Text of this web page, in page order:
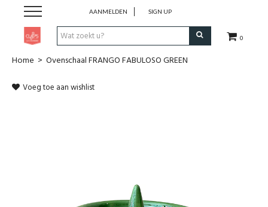
0
AANMELDEN SIGN UP
Pen & Papier
Home > Ovenschaal FRANGO FABULOSO GREEN
Voeg toe aan wishlist